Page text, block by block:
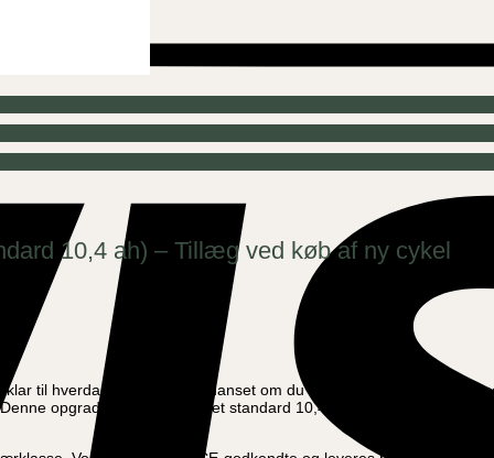
10,4 ah) – Tillæg ved køb af ny cykel
til hverdagens eventyr – uanset om du bruger den til
opgradering erstatter det standard 10,4 ah batteri, så du kan